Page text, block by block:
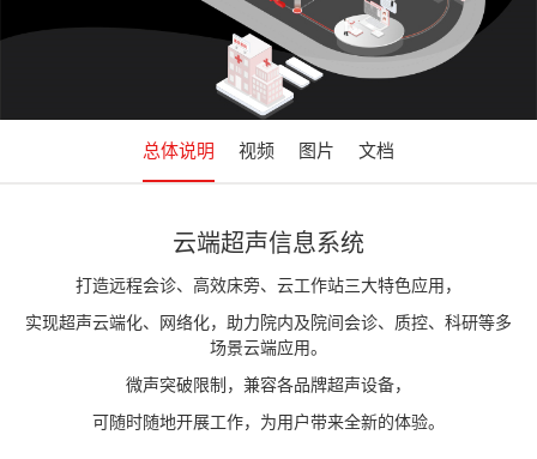
总体说明 视频 图片 文档
云端超声信息系统
打造远程会诊、高效床旁、云工作站三大特色应用，
实现超声云端化、网络化，助力院内及院间会诊、质控、科研等多
场景云端应用。
微声突破限制，兼容各品牌超声设备，
可随时随地开展工作，为用户带来全新的体验。